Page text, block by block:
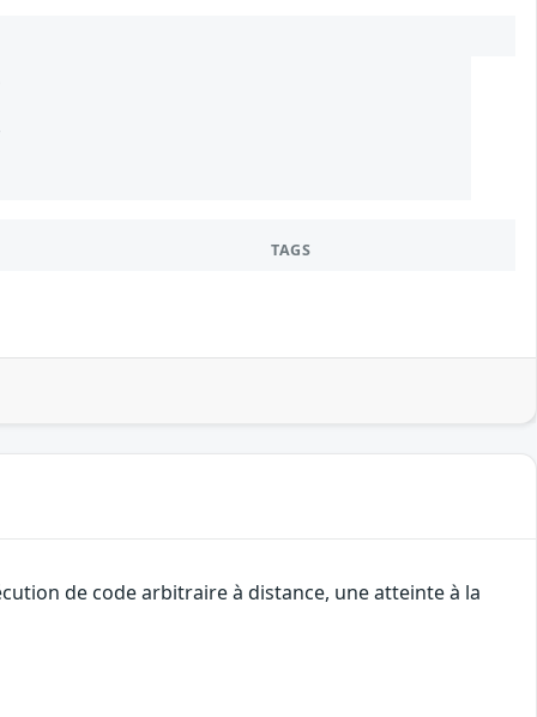
TAGS
de code arbitraire à distance, une atteinte à la